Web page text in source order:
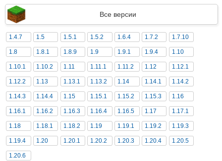
Все версии
1.4.7 1.5 1.5.1 1.5.2 1.6.4 1.7.2 1.7.10
1.8 1.8.1 1.8.9 1.9 1.9.1 1.9.4 1.10
1.10.1 1.10.2 1.11 1.11.1 1.11.2 1.12 1.12.1
1.12.2 1.13 1.13.1 1.13.2 1.14 1.14.1 1.14.2
1.14.3 1.14.4 1.15 1.15.1 1.15.2 1.15.3 1.16
1.16.1 1.16.2 1.16.3 1.16.4 1.16.5 1.17 1.17.1
1.18 1.18.1 1.18.2 1.19 1.19.1 1.19.2 1.19.3
1.19.4 1.20 1.20.1 1.20.2 1.20.3 1.20.4 1.20.5
1.20.6